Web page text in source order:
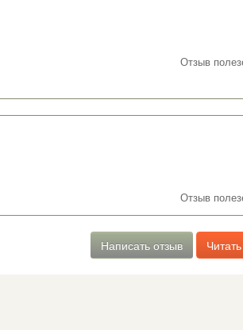
Отзыв
Отзыв
Написать отзыв